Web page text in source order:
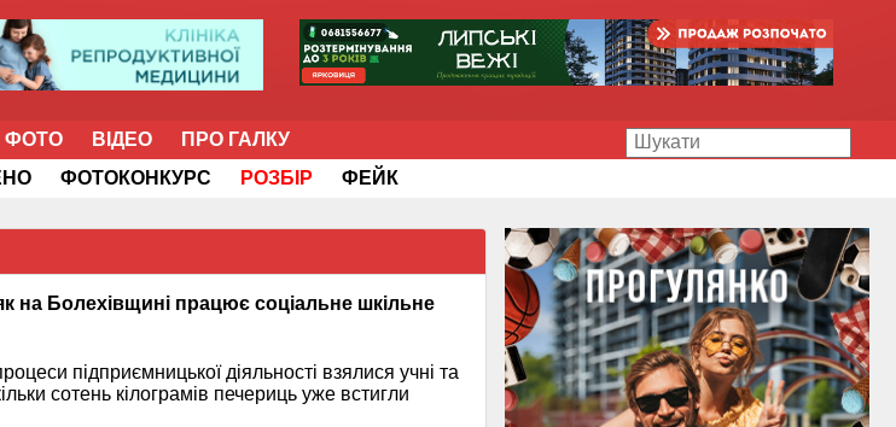
ФОТО ВІДЕО
ПРО ГАЛКУ
ФОТОКОНКУРС РОЗБІР ФЕЙК
на Болехівщині працює соціальне шкільне
підприємницької діяльності взялися учні та
сотень кілограмів печериць уже встигли